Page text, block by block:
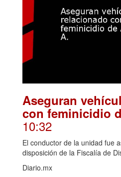
Aseguran
con feminicidio
10:32
El conductor de la unidad fue
disposición de la Fiscalía de
Diario.mx